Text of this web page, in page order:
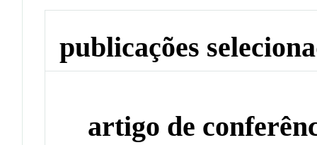
publicações
artigo de